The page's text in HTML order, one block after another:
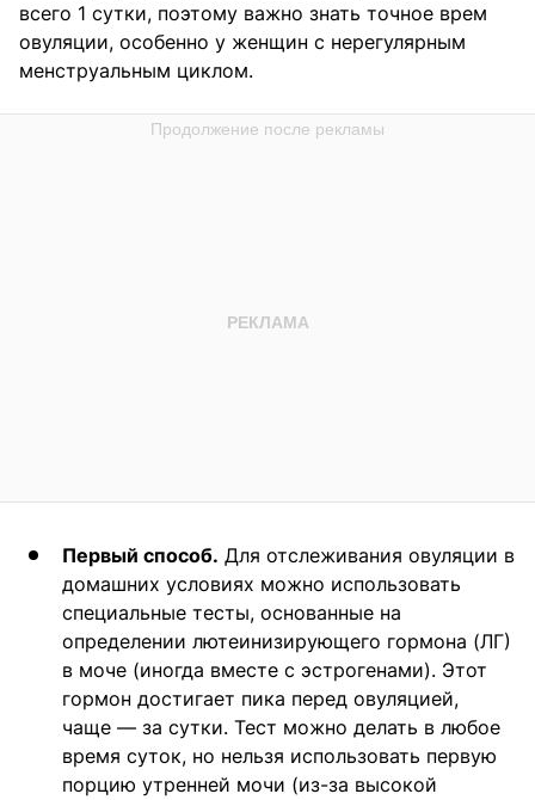
всего 1 сутки, поэтому важно знать точное врем
овуляции, особенно у женщин с нерегулярным
менструальным циклом.
Первый способ. Для отслеживания овуляции в
домашних условиях можно использовать
специальные тесты, основанные на
определении лютеинизирующего гормона (ЛГ)
в моче (иногда вместе с эстрогенами). Этот
гормон достигает пика перед овуляцией,
чаще — за сутки. Тест можно делать в любое
время суток, но нельзя использовать первую
порцию утренней мочи (из-за высокой